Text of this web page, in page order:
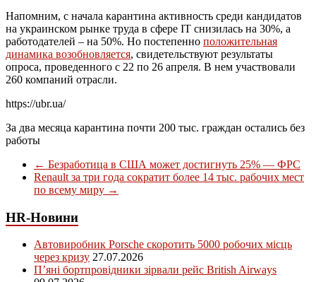
Напомним, с начала карантина активность среди кандидатов
на украинском рынке труда в сфере IT снизилась на 30%, а
работодателей – на 50%. Но постепенно положительная
динамика возобновляется, свидетельствуют результаты
опроса, проведенного с 22 по 26 апреля. В нем участвовали
260 компаний отрасли.
https://ubr.ua/
За два месяца карантина почти 200 тыс. граждан остались без
работы
← Безработица в США может достигнуть 25% — ФРС
Renault за три года сократит более 14 тыс. рабочих мест
по всему миру →
HR-Новини
Автовиробник Porsche скоротить 5000 робочих місць
через кризу 27.07.2026
П’яні бортпровідники зірвали рейс British Airways